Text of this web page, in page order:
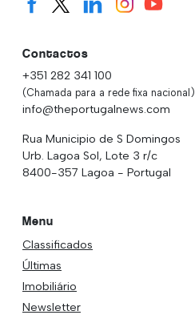
Contactos
+351 282 341 100
(Chamada para a rede fixa nacional)
info@theportugalnews.com
Rua Municipio de S Domingos
Urb. Lagoa Sol, Lote 3 r/c
8400-357 Lagoa - Portugal
Menu
Classificados
Últimas
Imobiliário
Newsletter